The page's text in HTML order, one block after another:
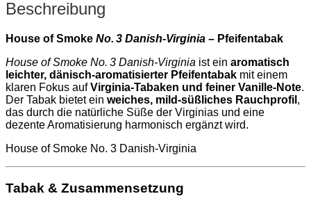
Beschreibung
House of Smoke No. 3 Danish‑Virginia – Pfeifentabak
House of Smoke No. 3 Danish‑Virginia ist ein aromatisch
leichter, dänisch‑aromatisierter Pfeifentabak mit einem
klaren Fokus aufVirginia‑Tabaken und feiner Vanille‑Note.
Der Tabak bietet ein weiches, mild‑süßliches Rauchprofil ,
das durch die natürliche Süße der Virginias und eine
dezente Aromatisierung harmonisch ergänzt wird.
House of Smoke No. 3 Danish‑Virginia
Tabak & Zusammensetzung